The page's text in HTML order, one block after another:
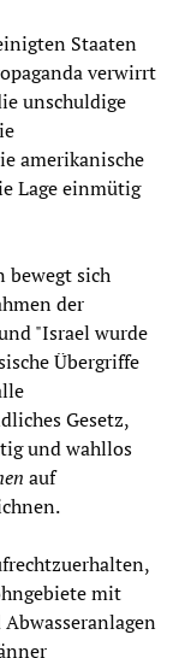
Staaten
verwirrt
unschuldige
amerikanische
Lage einmütig
bewegt sich
der
"Israel wurde
Übergriffe
Gesetz,
und wahllos
auf
mit